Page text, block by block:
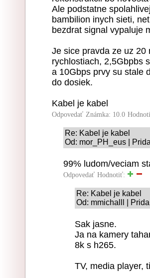
Ale podstatne
bambilion inych sieti,
bezdrat signal vypaluje
Je sice pravda ze uz 20
rychlostiach, 2,5Gbpbs
a 10Gbps prvy su stale
do dosiek.
Kabel je kabel
Odpovedať Známka: 10.0
Re: Kabel je kabel
Od: mor_PH_eus |
99% ludom/veciam
Odpovedať Hodnotiť:
Re: Kabel je kabel
Od: mmichalll |
Sak jasne.
Ja na kamery
8k s h265.
TV, media player,